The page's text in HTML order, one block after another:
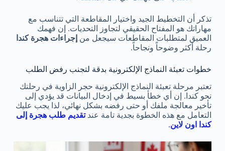
تذكر أن التخطيط الجيد واختيار المقاطعة التي تتناسب مع
مهاراتك هو المفتاح الحقيقي لتجاوز التحديات. إن فهمك
العميق لمتطلبات المقاطعات سيجعل من إجراءات هجرة كندا
رحلة أكثر وضوحاً ونجاحاً.
خطوات تعبئة النماذج الإلكترونية بدقة لتجنب رفض الطلب
تعتبر مرحلة تعبئة النماذج الإلكترونية حجر الزاوية في رحلتك
نحو كندا. إن أي خطأ بسيط في إدخال البيانات قد يؤدي إلى
تأخير معالجة ملفك أو حتى رفضه بشكل نهائي، لذا يجب عليك
التعامل مع هذه الخطوة بجدية تامة عندتقديم طلب هجرة إلى
كندا اون لاين.